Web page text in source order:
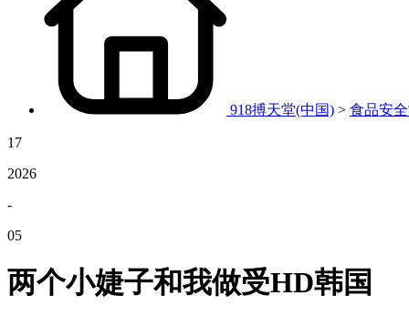
918搏天堂(中国) > 食品安
17
2026
-
05
两个小婕子和我做受HD韩国